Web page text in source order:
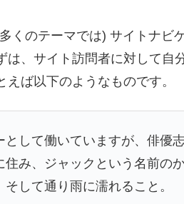
くのテーマでは) サイトナビ
、サイト訪問者に対して自
ば以下のようなものです。
して働いていますが、俳優
み、ジャックという名前の
して通り雨に濡れること。